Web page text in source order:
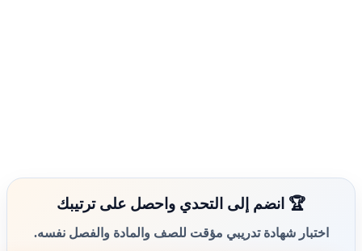
🏆 انضم إلى التحدي واحصل على ترتيبك
اختبار شهادة تدريبي مؤقت للصف والمادة والفصل نفسه.